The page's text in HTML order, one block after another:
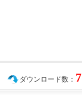
ダウンロード数： 7